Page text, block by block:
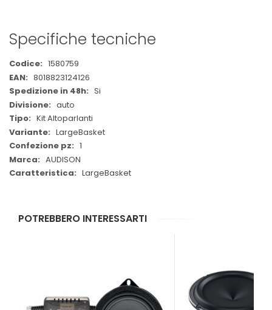
Specifiche tecniche
Maggiori
Informazioni
1580759
8018823124126
Si
auto
Kit Altoparlanti
LargeBasket
1
AUDISON
LargeBasket
POTREBBERO INTERESSARTI